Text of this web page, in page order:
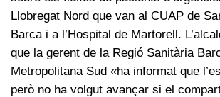
Llobregat Nord que van al CUAP de
Barca i a l’Hospital de Martorell.
que la gerent de la Regió Sanitària
Metropolitana Sud «ha informat que
però no ha volgut avançar si el